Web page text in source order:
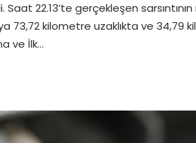
22.13’te gerçekleşen
73,72 kilometre uzaklıkta ve
ve İlk…